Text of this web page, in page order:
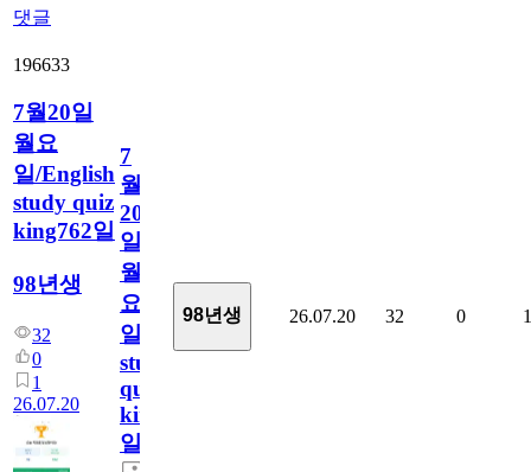
댓글
196633
7월20일
월요
일/English
study quiz
king762일
98년생
32
0
1
26.07.20
7
월
20
일
월
요
일/English
study
quiz
king762
일
98년생 26.07.20 32 0 1